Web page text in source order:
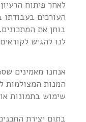
לאחר פיתוח
העורכים בעבודתו
בוחן את
לנו להגיש
אנחנו מאמינים
המנות המצולמות
שימוש בתמונות
בתום יצירת